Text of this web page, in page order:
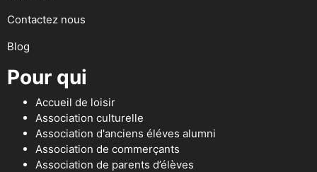
Contactez nous
Blog
Pour qui
Accueil de loisir
Association culturelle
Association d'anciens éléves alumni
Association de commerçants
Association de parents d’élèves